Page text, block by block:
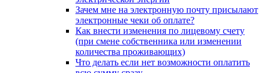
Зачем мне на электронную почту присылают
электронные чеки об оплате?
Как внести изменения по лицевому счету
(при смене собственника или изменении
количества проживающих)
Что делать если нет возможности оплатить